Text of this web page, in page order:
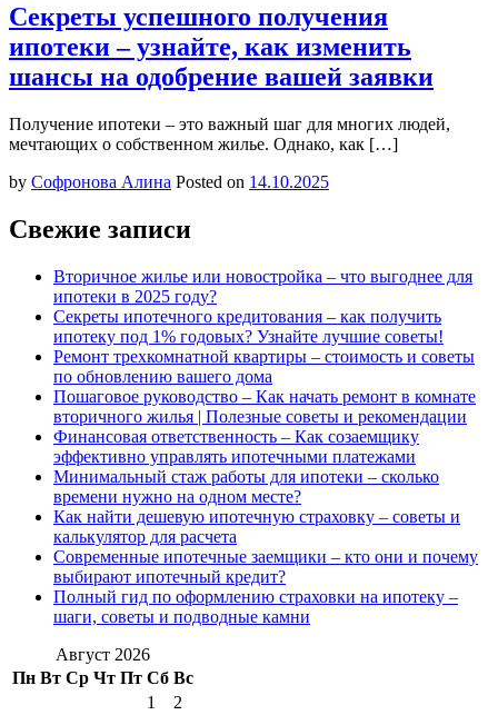
Секреты успешного получения
ипотеки – узнайте, как изменить
шансы на одобрение вашей заявки
Получение ипотеки – это важный шаг для многих людей,
мечтающих о собственном жилье. Однако, как […]
by Софронова Алина Posted on 14.10.2025
Свежие записи
Вторичное жилье или новостройка – что выгоднее для
ипотеки в 2025 году?
Секреты ипотечного кредитования – как получить
ипотеку под 1% годовых? Узнайте лучшие советы!
Ремонт трехкомнатной квартиры – стоимость и советы
по обновлению вашего дома
Пошаговое руководство – Как начать ремонт в комнате
вторичного жилья | Полезные советы и рекомендации
Финансовая ответственность – Как созаемщику
эффективно управлять ипотечными платежами
Минимальный стаж работы для ипотеки – сколько
времени нужно на одном месте?
Как найти дешевую ипотечную страховку – советы и
калькулятор для расчета
Современные ипотечные заемщики – кто они и почему
выбирают ипотечный кредит?
Полный гид по оформлению страховки на ипотеку –
шаги, советы и подводные камни
Август 2026
Пн Вт Ср Чт Пт Сб Вс
1
2